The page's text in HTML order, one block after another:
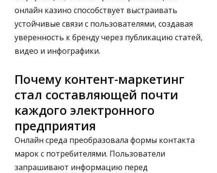
онлайн казино способствует выстраивать
устойчивые связи с пользователями, создавая
уверенность к бренду через публикацию статей,
видео и инфографики.
Почему контент-маркетинг
стал составляющей почти
каждого электронного
предприятия
Онлайн среда преобразовала формы контакта
марок с потребителями. Пользователи
запрашивают информацию перед